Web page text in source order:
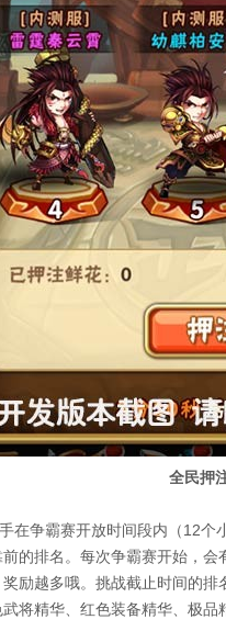
全民押
争霸赛开放时间段内（12个
的排名。每次争霸赛开始，
励越多哦。挑战截止时间的
将精华、红色装备精华、极